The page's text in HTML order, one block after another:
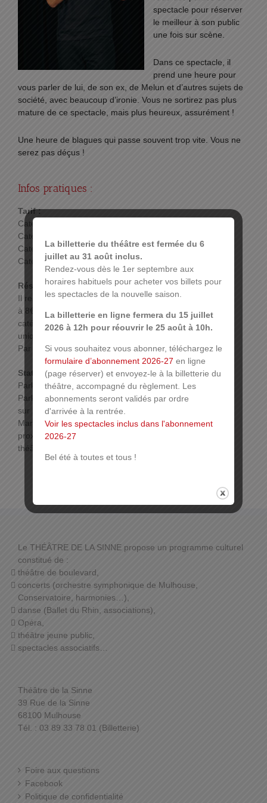
spectacle pour réserver
le meilleur à son public
une fois sur scène.
Dans ce spectacle, il
prend une heure pour
vous parler de lui, de son ex, de Melun et d’autres sujets de
société, avec beaucoup d’ironie. Vous ne sortirez pas plus
mature de ce spectacle, mais plus heureux, assurément !
Une heure de blagues qui passe souvent trop vite. Vous ne
serez pas déçus !
Infos pratiques :
Tarif :
Catégorie 1: 32 €
Catégorie 2: 28 €
Catégorie 3: 24 €
Catégorie 4 : 8 €
Réservations :
Il reste des places à visibilité réduite en catégorie 4
à 8€ ou des strapontins avec un bon visuel en
catégorie 3 à 21,60€, places disponibles
uniquement en billetterie.
Par téléphone ou sur place.Plus d’infos
Stationnement :
Parking Réunion : 2 € les 4h,
Parking des Maréchaux, ouvert tous les jours 24h
sur 24h. En empruntant l’issue piétonne « Cour des
Maréchaux », la sortie du parking s’effectue à
proximité de la place de la Réunion, à deux pas du
théâtre.
Le THÉÂTRE DE LA SINNE propose un programme culturel
constitué de :
théâtre de boulevard,
concerts (orchestre symphonique de Mulhouse,
Conservatoire, harmonies…),
danse (Ballet du Rhin, associations),
Opéra,
théâtre jeune public,
spectacles associatifs…
Théâtre de la Sinne
39 Rue de la Sinne
68100 Mulhouse
Tél. : 03 89 33 78 01 (Billetterie)
Foire aux questions
Facebook
Politique de confidentialité
La billetterie du théâtre est fermée du 6
juillet au 31 août inclus.
Rendez-vous dès le 1er septembre aux
horaires habituels pour acheter vos billets pour
les spectacles de la nouvelle saison.
La billetterie en ligne fermera du 15 juillet
2026 à 12h pour réouvrir le 25 août à 10h.
Si vous souhaitez vous abonner, téléchargez le
formulaire d’abonnement 2026-27 en ligne
(page réserver) et envoyez-le à la billetterie du
théâtre, accompagné du règlement. Les
abonnements seront validés par ordre
d'arrivée à la rentrée.
Voir les spectacles inclus dans l'abonnement
2026-27
Bel été à toutes et tous !